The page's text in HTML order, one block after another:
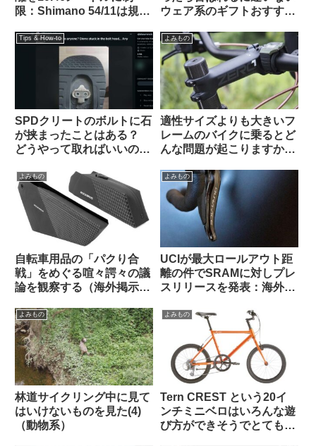
限：Shimano 54/11は規定
違反にーー海外掲示板での
意見を観察
ウェア系のギフトおすすめ
ものから】
Tips & How-to
SPDクリートのボルトに石
が挟まったことはある？
どうやって取ればいいの？
よみもの
適性サイズよりも大きいフ
レームのバイクに乗るとど
んな問題が起こりますか
よみもの
自転車用品の「パクり合
戦」をめぐる喧々諤々の議
論を観察する（海外掲示板
よみもの
UCIが最大ロールアウト距
離の件でSRAMに対しプレ
スリリースを発表：海外サ
よみもの
林道サイクリング中に見て
はいけないものを見た(4)
（動物系）
よみもの
Tern CREST という20イ
ンチミニベロはいろんな遊
び方ができそうでとても気